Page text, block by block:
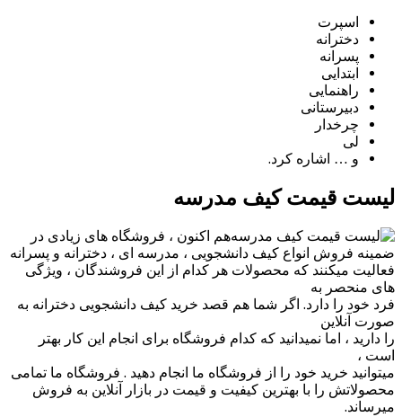
اسپرت
دخترانه
پسرانه
ابتدایی
راهنمایی
دبیرستانی
چرخدار
لی
و … اشاره کرد.
لیست قیمت کیف مدرسه
هم اکنون ، فروشگاه های زیادی در
ضمینه فروش انواع کیف دانشجویی ، مدرسه ای ، دخترانه و پسرانه
فعالیت میکنند که محصولات هر کدام از این فروشندگان ، ویژگی
های منحصر به
فرد خود را دارد. اگر شما هم قصد خرید کیف دانشجویی دخترانه به
صورت آنلاین
را دارید ، اما نمیدانید که کدام فروشگاه برای انجام این کار بهتر
است ،
میتوانید خرید خود را از فروشگاه ما انجام دهید . فروشگاه ما تمامی
محصولاتش را با بهترین کیفیت و قیمت در بازار آنلاین به فروش
میرساند.